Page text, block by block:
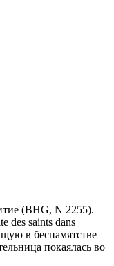
(BHG, N 2255).
des saints dans
в беспамятстве
покаялась во